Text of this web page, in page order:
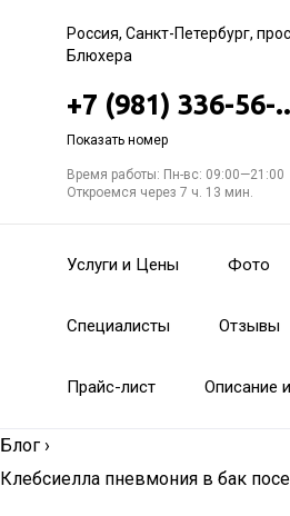
Россия, Санкт-Петербург,
Блюхера
+7 (981) 336-56-
Показать номер
Время работы: Пн-вс: 09:00—21:00
Откроемся через 7 ч. 13 мин.
Услуги и Цены Фото
Специалисты Отзывы
Прайс-лист Описание
Блог ›
Клебсиелла пневмония в бак